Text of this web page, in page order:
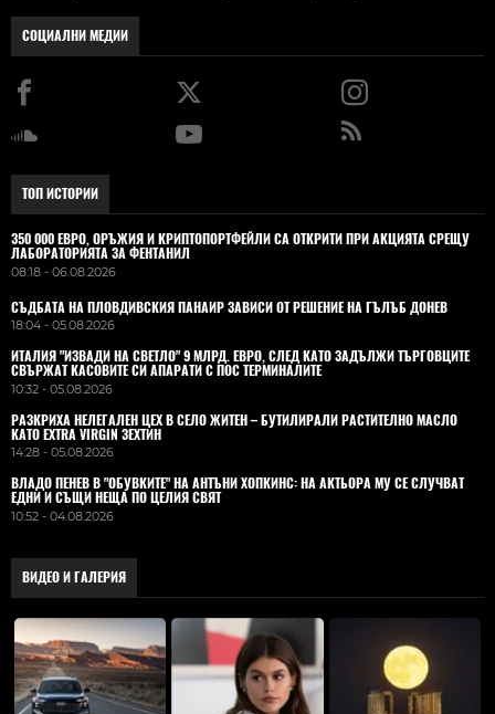
СОЦИАЛНИ МЕДИИ
ТОП ИСТОРИИ
350 000 ЕВРО, ОРЪЖИЯ И КРИПТОПОРТФЕЙЛИ СА ОТКРИТИ ПРИ АКЦИЯТА СРЕЩУ
ЛАБОРАТОРИЯТА ЗА ФЕНТАНИЛ
08:18 - 06.08.2026
СЪДБАТА НА ПЛОВДИВСКИЯ ПАНАИР ЗАВИСИ ОТ РЕШЕНИЕ НА ГЪЛЪБ ДОНЕВ
18:04 - 05.08.2026
ИТАЛИЯ "ИЗВАДИ НА СВЕТЛО" 9 МЛРД. ЕВРО, СЛЕД КАТО ЗАДЪЛЖИ ТЪРГОВЦИТЕ
СВЪРЖАТ КАСОВИТЕ СИ АПАРАТИ С ПОС ТЕРМИНАЛИТЕ
10:32 - 05.08.2026
РАЗКРИХА НЕЛЕГАЛЕН ЦЕХ В СЕЛО ЖИТЕН – БУТИЛИРАЛИ РАСТИТЕЛНО МАСЛО
КАТО EXTRA VIRGIN ЗЕХТИН
14:28 - 05.08.2026
ВЛАДO ПЕНЕВ В "ОБУВКИТЕ" НА АНТЪНИ ХОПКИНС: НА АКТЬОРА МУ СЕ СЛУЧВАТ
ЕДНИ И СЪЩИ НЕЩА ПО ЦЕЛИЯ СВЯТ
10:52 - 04.08.2026
ВИДЕО И ГАЛЕРИЯ